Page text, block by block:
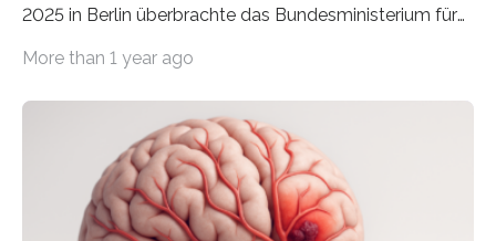
2025 in Berlin überbrachte das Bundesministerium für
Überplanmäßige Verpflichtungsermächtigungen in
Woche vom Haushaltsausschuss freigegeben – unter
anderem zur Unterstützung der
Industrieforschungsprogramme Industrielle
Gemeinschaftsforschung (IGF), Zentrales
Innovationsprogramm Mittelstand (ZIM) und
More than 1 year ago